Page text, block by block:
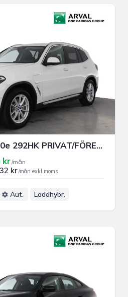
BMW X3 xDRIVE30e 292HK PRIVAT/FÖRETAGSLEASING
kr/mån
kr/mån exkl moms
Aut. Laddhybr.